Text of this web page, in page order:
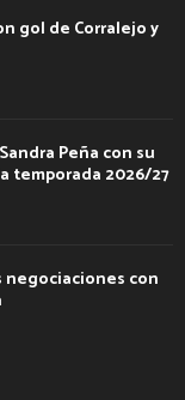
gol de Corralejo y
Peña con su
temporada 2026/27
negociaciones con